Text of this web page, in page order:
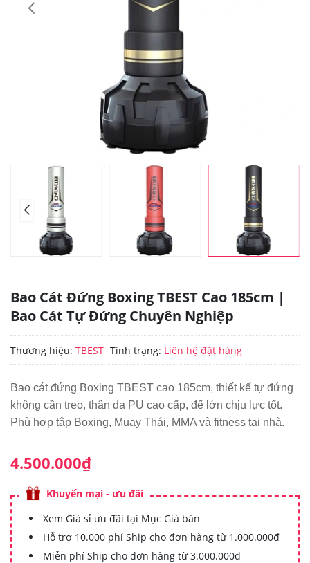
Bao Cát Đứng Boxing TBEST Cao 185cm |
Bao Cát Tự Đứng Chuyên Nghiệp
Thương hiệu: TBEST Tình trạng: Liên hệ đặt hàng
Bao cát đứng Boxing TBEST cao 185cm, thiết kế tự đứng
không cần treo, thân da PU cao cấp, đế lớn chịu lực tốt.
Phù hợp tập Boxing, Muay Thái, MMA và fitness tại nhà.
4.500.000₫
Khuyến mại - ưu đãi
Xem Giá sỉ ưu đãi tại Mục Giá bán
Hỗ trợ 10.000 phí Ship cho đơn hàng từ 1.000.000đ
Miễn phí Ship cho đơn hàng từ 3.000.000đ